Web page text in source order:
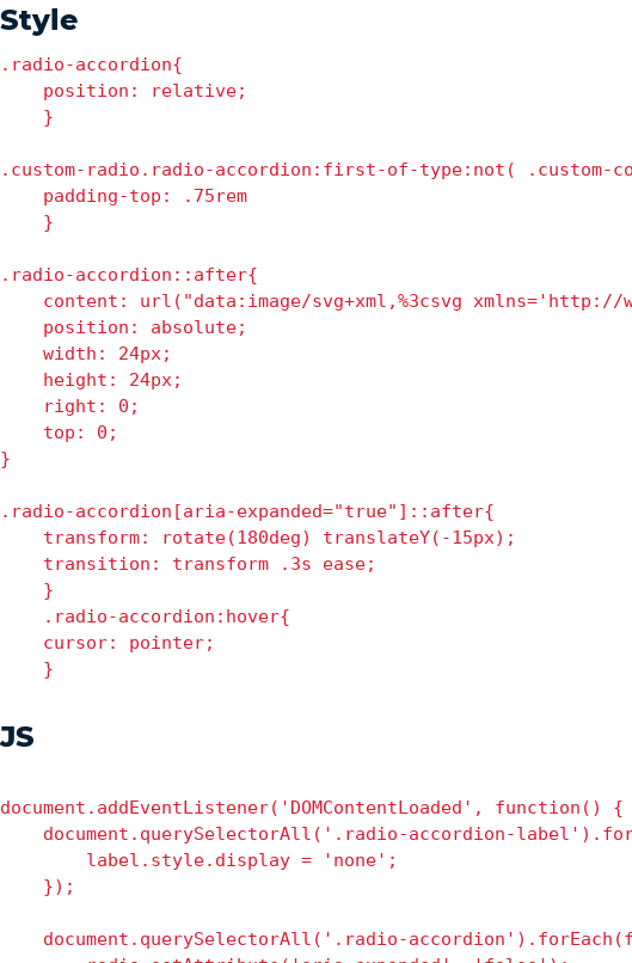
Style
.radio-accordion{
    position: relative;
    }
.custom-radio.radio-accordion:first-of-type:not(
    padding-top: .75rem
    }
.radio-accordion::after{
content: url("data:image/svg+xml,%3csvg
    position: absolute;
    width: 24px;
    height: 24px;
    right: 0;
    top: 0;
}
.radio-accordion[aria-expanded="true"]::after{
    transform: rotate(180deg) translateY(-15px);
    transition: transform .3s ease;
    }
    .radio-accordion:hover{
    cursor: pointer;
JS
document.addEventListener('DOMContentLoaded', function() {
document.querySelectorAll('.radio-accordion-
        label.style.display = 'none';
    });
document.querySelectorAll('.radio-